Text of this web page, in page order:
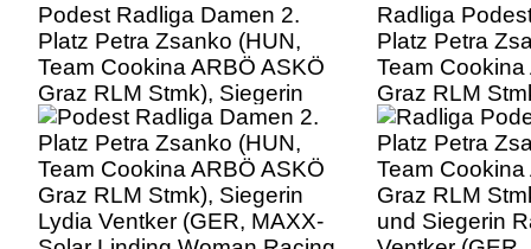
Podest Radliga Damen 2.
Platz Petra Zsanko (HUN,
Team Cookina ARBÖ ASKÖ
Graz RLM Stmk), Siegerin
Lydia Ventker (GER, MAXX-
Solar Linding Woman Racing
RG), Gesamtsiegerin der
Austrian Cycling League
2022, 3. Platz Helena Bieber
Radliga
Platz Petra
Team
Graz RLM
und Siegerin
Ventker
Linding
3. Platz
MAXX-Solar